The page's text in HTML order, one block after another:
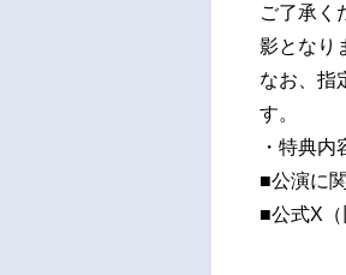
ご了承く
影となり
なお、指
す。
・特典
■公演に
■公式X（